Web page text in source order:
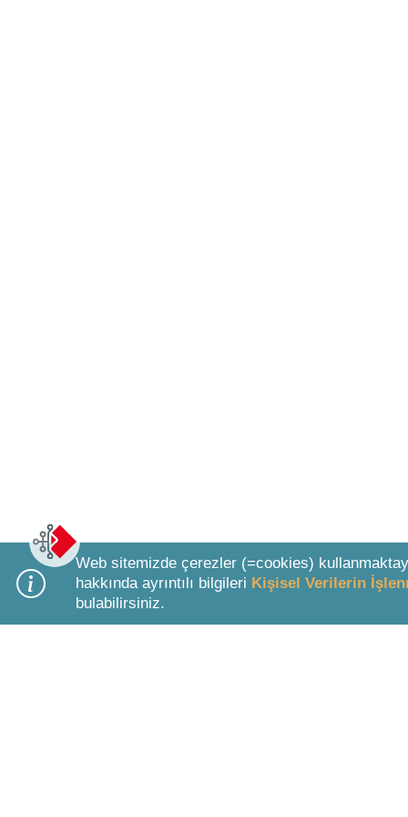
Bottom Search Toolbar Highlight Text
Web sitemizde çerezler (=cookies)
hakkında ayrıntılı bilgileri Kişisel Verilerin
bulabilirsiniz.